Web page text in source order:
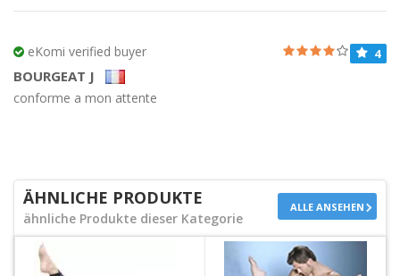
eKomi verified buyer
BOURGEAT J
4
conforme a mon attente
ÄHNLICHE PRODUKTE
ähnliche Produkte dieser Kategorie
ALLE ANSEHEN